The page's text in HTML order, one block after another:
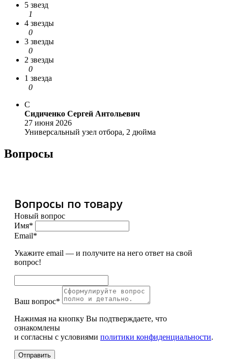
5 звезд
1
4 звезды
0
3 звезды
0
2 звезды
0
1 звезда
0
С
Сидиченко Сергей Антольевич
27 июня 2026
Универсальный узел отбора, 2 дюйма
Вопросы
Вопросы по товару
Новый вопрос
Имя*
Email*
Укажите email — и получите на него ответ на свой
вопрос!
Ваш вопрос*
Нажимая на кнопку Вы подтверждаете, что
ознакомлены
и согласны с условиями политики конфиденциальности.